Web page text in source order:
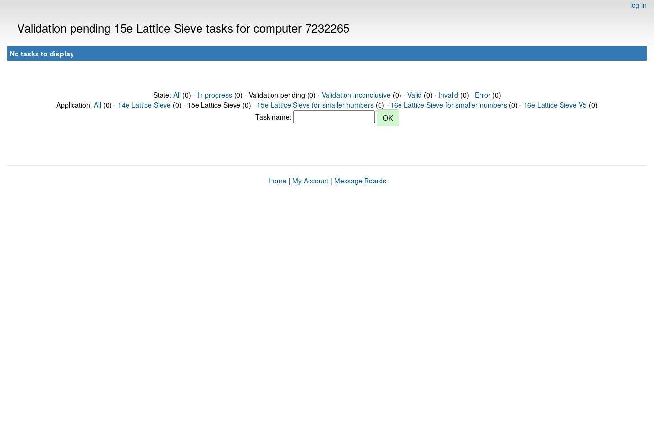
log in
Validation pending 15e Lattice Sieve tasks for computer 7232265
No tasks to display
State: All(0) · In progress(0) · Validation pending (0) · Validation inconclusive(0) · Valid (0) · Invalid (0) · Error(0)
Application: All (0) · 14e Lattice Sieve (0) · 15e Lattice Sieve (0) · 15e Lattice Sieve for smaller numbers (0) · 16e Lattice Sieve for smaller numbers (0) · 16e Lattice Sieve V5 (0)
Task name:
Home| My Account| Message Boards